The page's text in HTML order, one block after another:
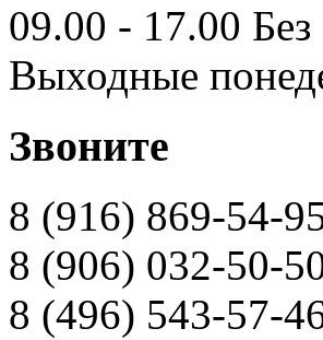
09.00 - 17.00 Без
Выходные
Звоните
8 (916) 869-54-
8 (906) 032-50-
8 (496) 543-57-